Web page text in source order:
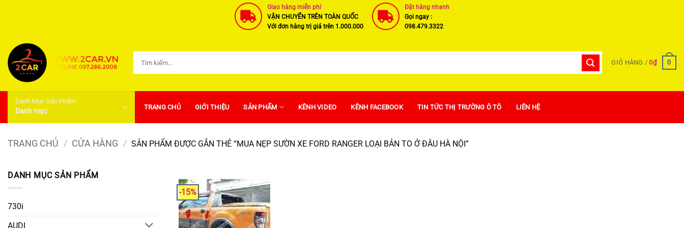
dung
Giao hàng miễn phí
VẬN CHUYỂN TRÊN TOÀN QUỐC
Với đơn hàng trị giá trên 1.000.000
Đặt hàng nhanh
Gọi ngay :
098.479.3322
GIỎ HÀNG /0₫ 0
Danh Mục Sản Phẩm
Danh mục TRANG CHỦ GIỚI THIỆU SẢN PHẨM KÊNH VIDEO KÊNH FACEBOOK TIN TỨC THỊ TRƯỜNG Ô TÔ LIÊN HỆ
TRANG CHỦ / CỬA HÀNG / SẢN PHẨM ĐƯỢC GẮN THẺ “MUA NẸP SƯỜN XE FORD RANGER LOẠI BẢN TO Ở ĐÂU HÀ NỘI”
DANH MỤC SẢN PHẨM
730i
AUDI
-15%